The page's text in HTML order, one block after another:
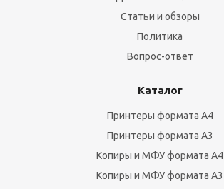
Статьи и обзоры
Политика
Вопрос-ответ
Каталог
Принтеры формата А4
Принтеры формата А3
Копиры и МФУ формата А4
Копиры и МФУ формата А3